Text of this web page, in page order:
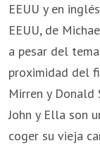
EEUU y en
EEUU, de
a pesar del
proximidad del
Mirren y Donald
John y Ella son
coger su vieja